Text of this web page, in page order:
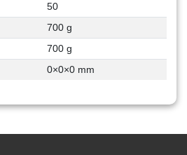
50
700 g
700 g
0×0×0 mm